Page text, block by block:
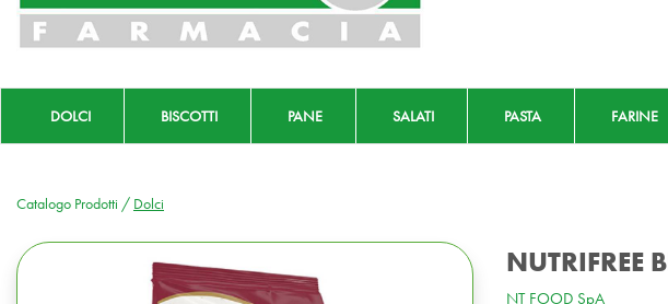
online
DOLCI BISCOTTI PANE SALATI PASTA FARINE
Catalogo Prodotti / Dolci
NUTRIFREE
NT FOOD SpA